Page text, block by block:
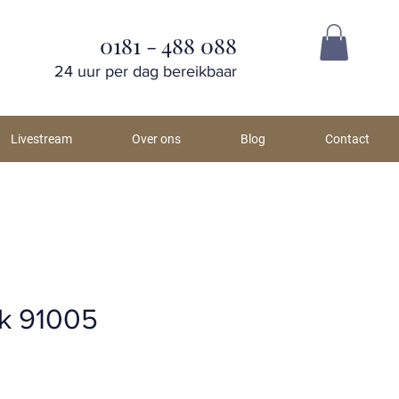
0181 - 488 088
24 uur per dag bereikbaar
Livestream Over ons Blog Contact
91005